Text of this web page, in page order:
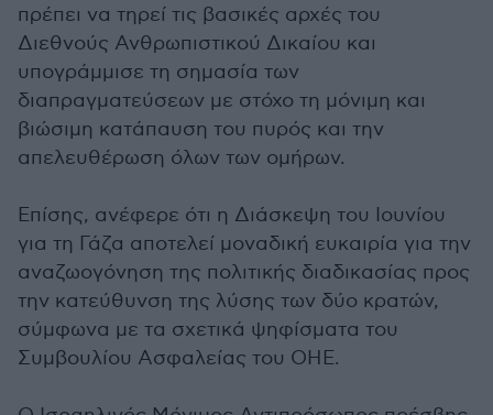
πρέπει να τηρεί τις βασικές αρχές του
Διεθνούς Ανθρωπιστικού Δικαίου και
υπογράμμισε τη σημασία των
διαπραγματεύσεων με στόχο τη μόνιμη και
βιώσιμη κατάπαυση του πυρός και την
απελευθέρωση όλων των ομήρων.
Επίσης, ανέφερε ότι η Διάσκεψη του Ιουνίου
για τη Γάζα αποτελεί μοναδική ευκαιρία για την
αναζωογόνηση της πολιτικής διαδικασίας προς
την κατεύθυνση της λύσης των δύο κρατών,
σύμφωνα με τα σχετικά ψηφίσματα του
Συμβουλίου Ασφαλείας του ΟΗΕ.